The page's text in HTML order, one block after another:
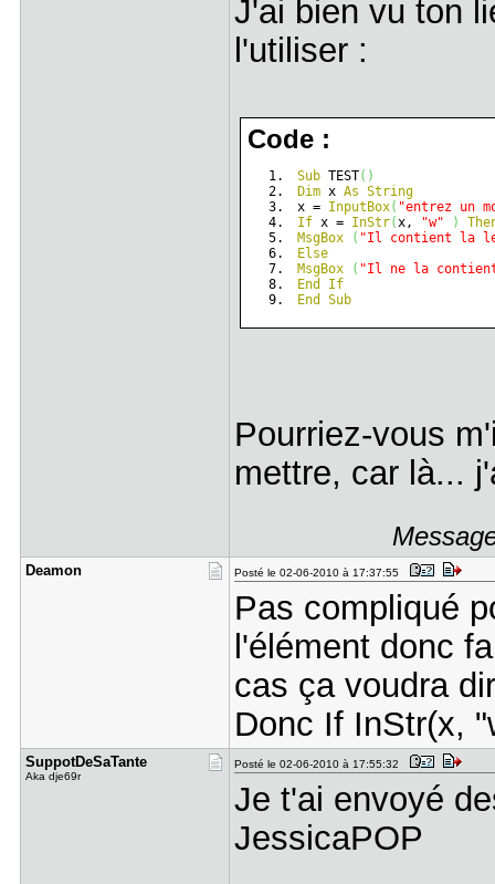
J'ai bien vu ton
l'utiliser :
Code :
Sub TEST( )
Dim x As String
x = InputBox( "entrez un
If x = InStr(x, "w" )
MsgBox
( "Il contient la
Else
MsgBox
( "Il ne la
End
If
End
Sub
Pourriez-vous
mettre, car là...
Deamon Posté le 02-06-2010 à 17:37:55
Pas compliqué
l'élément donc
cas ça voudra
Donc If InStr(x,
SuppotDeSa​Tante
Aka dje69r
Posté le 02-06-2010 à 17:55:32
Je t'ai envoyé
JessicaPOP